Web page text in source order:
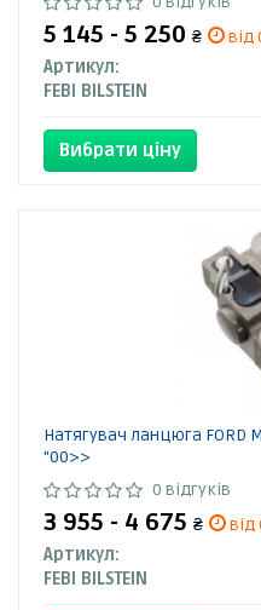
5 145 - 5 250 ₴
від
Артикул:
FEBI BILSTEIN
Вибрати ціну
Натягувач ланцюга FORD
"00>>
0 відгуків
3 955 - 4 675 ₴
від
Артикул:
FEBI BILSTEIN